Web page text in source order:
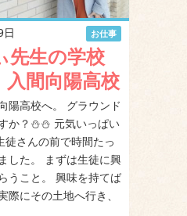
お仕事
先生の学校
間向陽高校
高校へ。 グラウンド
か？⛄️⛄️ 元気いっぱい
徒さんの前で時間たっ
した。 まずは生徒に興
うこと。 興味を持てば
際にその土地へ行き、